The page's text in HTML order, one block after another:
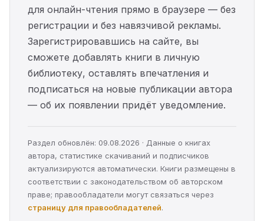
для онлайн-чтения прямо в браузере — без
регистрации и без навязчивой рекламы.
Зарегистрировавшись на сайте, вы
сможете добавлять книги в личную
библиотеку, оставлять впечатления и
подписаться на новые публикации автора
— об их появлении придёт уведомление.
Раздел обновлён: 09.08.2026 · Данные о книгах
автора, статистике скачиваний и подписчиков
актуализируются автоматически. Книги размещены в
соответствии с законодательством об авторском
праве; правообладатели могут связаться через
страницу для правообладателей.